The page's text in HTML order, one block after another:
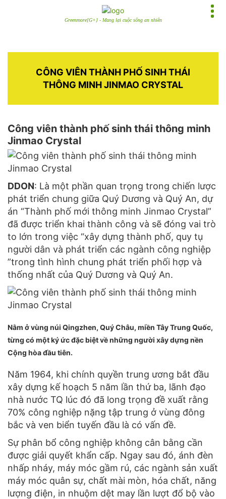
Greenmore[G+] - Mang lại cuộc sống an nhiên
CÔNG VIÊN THÀNH PHỐ SINH THÁI
THÔNG MINH JINMAO CRYSTAL
Công viên thành phố sinh thái thông minh
Jinmao Crystal
DDON: Là một phần quan trọng trong chiến lược
phát triển chung giữa Quý Dương và Quý An, dự
án “Thành phố mới thông minh Jinmao Crystal”
đã được triển khai thành công và sẽ đóng vai trò
to lớn trong việc “xây dựng thành phố, quy tụ
người dân và phát triển các ngành công nghiệp
”trong tình hình chung phát triển phối hợp và
thống nhất của Quý Dương và Quý An.
Nằm ở vùng núi Qingzhen, Quý Châu, miền Tây Trung Quốc,
từng có một ký ức đặc biệt về những người xây dựng nền
Cộng hòa đầu tiên.
Năm 1964, khi chính quyền trung ương bắt đầu
xây dựng kế hoạch 5 năm lần thứ ba, lãnh đạo
nhà nước TQ lúc đó đã long trọng đề xuất rằng
70% công nghiệp nặng tập trung ở vùng đông
bắc và ven biển tuyến đầu là có vấn đề.
Sự phân bổ công nghiệp không cân bằng cần
được giải quyết khẩn cấp. Ngay sau đó, ánh đèn
nhấp nháy, máy móc gầm rú, các ngành sản xuất
máy móc quân sự, chất mài mòn, hóa chất, năng
lượng điện, in nhuộm dệt may lần lượt đổ bộ vào